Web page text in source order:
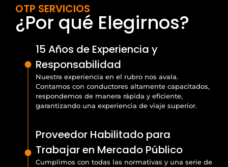
OTP SERVICIOS
¿Por qué Elegirnos?
15 Años de Experiencia y
Responsabilidad
Nuestra experiencia en el rubro nos avala.
Contamos con conductores altamente capacitados,
respondemos de manera rápida y eficiente,
garantizando una experiencia de viaje superior.
Proveedor Habilitado para
Trabajar en Mercado Público
Cumplimos con todas las normativas y una serie de